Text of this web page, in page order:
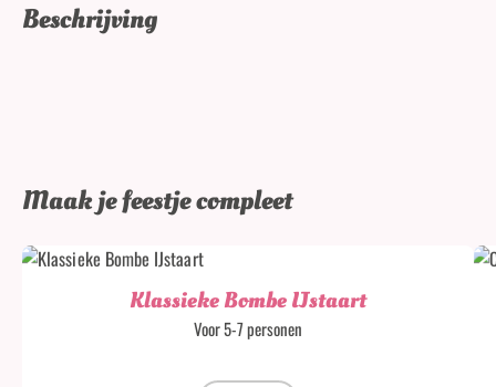
Beschrijving
Maak je feestje compleet
Klassieke Bombe IJstaart
Voor 5-7 personen